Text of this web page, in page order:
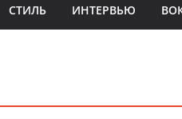
СТИЛЬ ИНТЕРВЬЮ